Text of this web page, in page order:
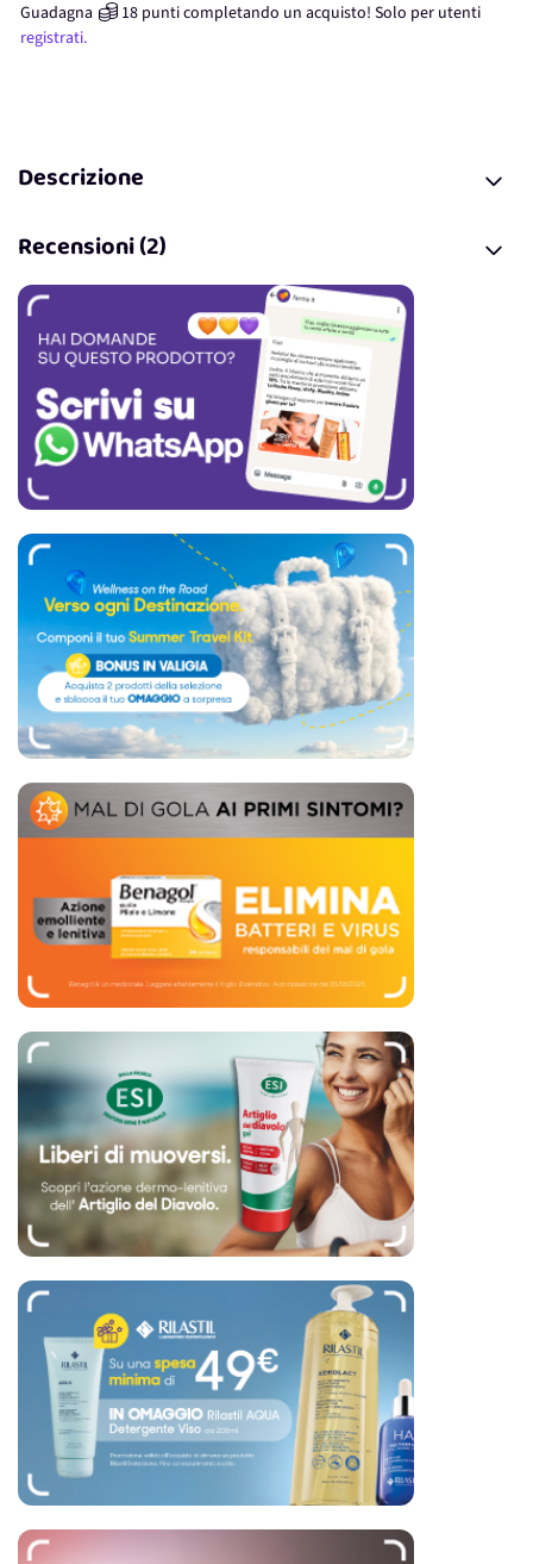
Guadagna 18 punticompletando un acquisto! Solo per utenti
registrati.
Descrizione
Recensioni (2)